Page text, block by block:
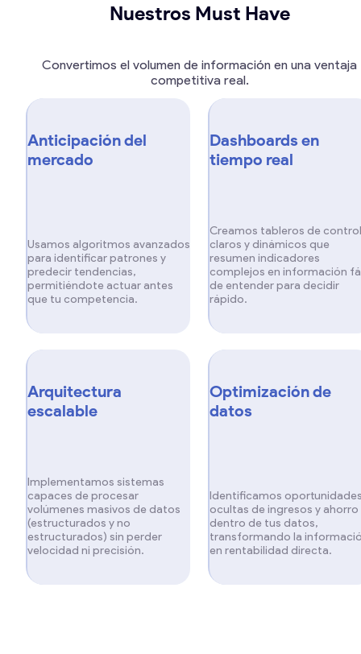
Arquitectura
escalable
Implementamos sistemas
capaces de procesar
volúmenes masivos de datos
(estructurados y no
estructurados) sin perder
velocidad ni precisión.
Nuestros Must Have
Convertimos el volumen de información en una ventaja
competitiva real.
Anticipación del
mercado
Usamos algoritmos avanzados
para identificar patrones y
predecir tendencias,
permitiéndote actuar antes
que tu competencia.
Dashboards en
tiempo real
Creamos tableros de control
claros y dinámicos que
resumen indicadores
complejos en información
de entender para decidir
rápido.
Optimización de
datos
Identificamos
ocultas de ingresos y ahorro
dentro de tus datos,
transformando la
en rentabilidad directa.